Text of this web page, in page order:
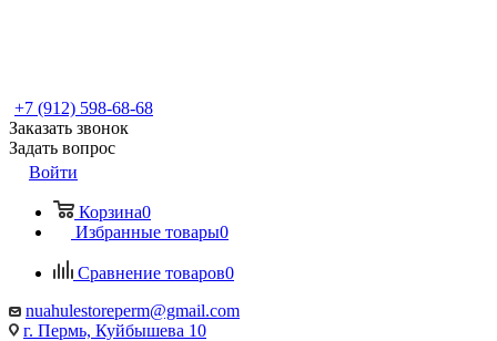
+7 (912) 598-68-68
Заказать звонок
Задать вопрос
Войти
Корзина0
Избранные товары0
Сравнение товаров0
nuahulestoreperm@gmail.com
г. Пермь, Куйбышева 10